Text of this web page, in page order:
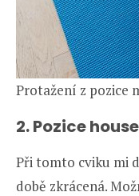
Protažení z pozice
2. Pozice
Při tomto cviku mi
době zkrácená.